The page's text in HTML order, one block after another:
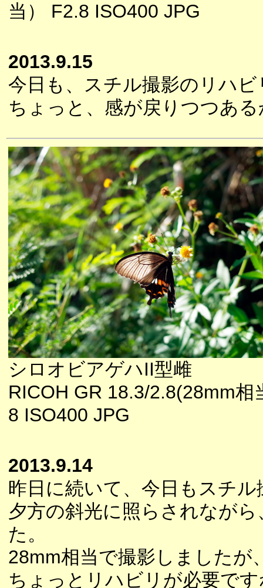
当） F2.8 ISO400 JPG
2013.9.15
今日も、スチル撮影のリハビ
ちょっと、感が戻りつつあ
シロオビアゲハII型雌
RICOH GR 18.3/2.8(28mm相
8 ISO400 JPG
2013.9.14
昨日に続いて、今日もスチ
夕方の斜光に照らされなが
た。
28mm相当で撮影しましたが
ちょっとリハビリが必要で